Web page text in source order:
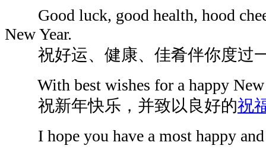
Good luck, good health, hood
New Year.
祝好运、健康、佳肴伴你度过
With best wishes for a happy New
祝新年快乐，并致以良好的祝
I hope you have a most happy and